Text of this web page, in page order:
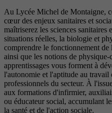
Au Lycée Michel de Montaigne,
cœur des enjeux sanitaires et
maîtriserez les sciences sanitaires
situations réelles, la biologie et
comprendre le fonctionnement de
ainsi que les notions de
apprentissages vous forment à
l'autonomie et l'aptitude au travail
professionnels du secteur. À
aux formations d'infirmier,
ou éducateur social, accumulant
la santé et de l'action sociale.